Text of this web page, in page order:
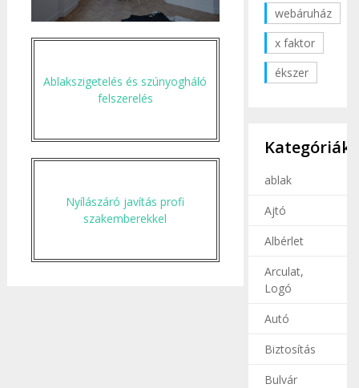
Ablakszigetelés és szúnyogháló
felszerelés
Nyílászáró javítás profi
szakemberekkel
webáruház
x faktor
ékszer
Kategóriák
ablak
Ajtó
Albérlet
Arculat,
Logó
Autó
Biztosítás
Bulvár